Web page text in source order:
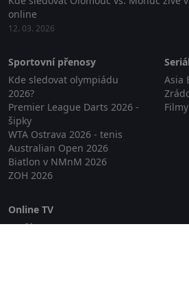
online
12. 03. 2026
Sportovní přenosy
Kde sledovat olympiádu
2026?
Premier League Darts 2026 -
šipky
WTA Ostrava 2026 - tenis
Australian Open 2026
Biatlon v NMnM 2026
ZOH 2026
Asia
Filmy
Online TV
Lepší.TV